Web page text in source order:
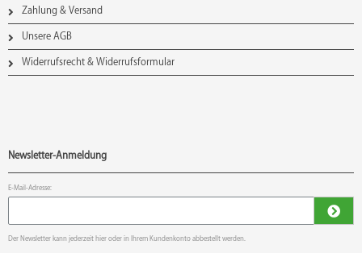
Zahlung & Versand
Unsere AGB
Widerrufsrecht & Widerrufsformular
Newsletter-Anmeldung
E-Mail-Adresse:
Der Newsletter kann jederzeit hier oder in Ihrem Kundenkonto abbestellt werden.